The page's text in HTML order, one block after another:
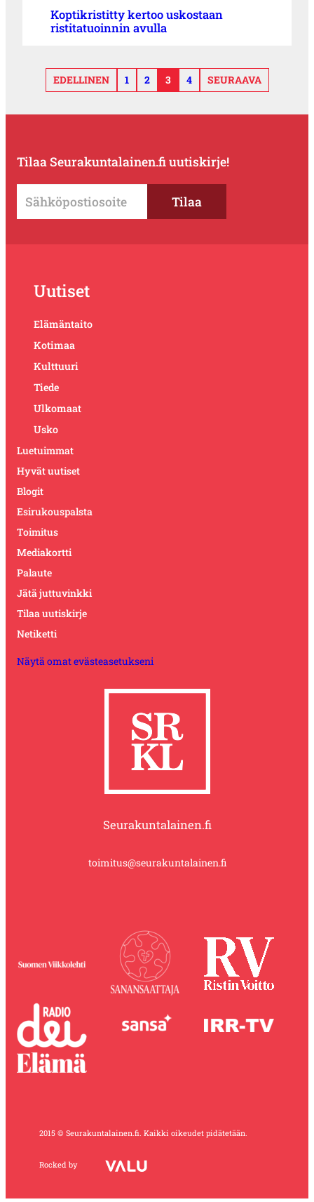
Koptikristitty kertoo uskostaan
ristitatuoinnin avulla
EDELLINEN 1 2 3 4 SEURAAVA
Tilaa Seurakuntalainen.fi uutiskirje!
Uutiset
Elämäntaito
Kotimaa
Kulttuuri
Tiede
Ulkomaat
Usko
Luetuimmat
Hyvät uutiset
Blogit
Esirukouspalsta
Toimitus
Mediakortti
Palaute
Jätä juttuvinkki
Tilaa uutiskirje
Netiketti
Näytä omat evästeasetukseni
Seurakuntalainen.fi
toimitus@seurakuntalainen.fi
2015 © Seurakuntalainen.fi. Kaikki oikeudet pidätetään.
Rocked by